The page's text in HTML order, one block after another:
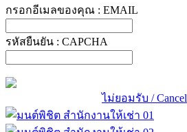
กรอกอีเมลของคุณ : EMAIL
รหัสยืนยัน : CAPCHA
ไม่ยอมรับ / Cancel